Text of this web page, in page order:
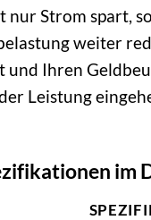
nur Strom spart,
weiter
und Ihren
Leistung
im